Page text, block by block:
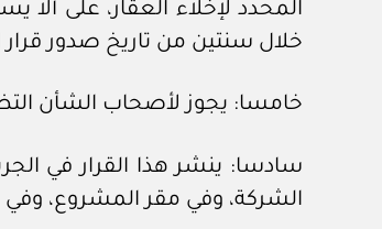
المحدد لإخلاء العقار، على
خلال سنتين من تاريخ صدور قرار
خامسا: يجوز لأصحاب الشأن التظلم أمام
سادسا: ينشر هذا القرار في
الشركة، وفي مقر المشروع، وفي